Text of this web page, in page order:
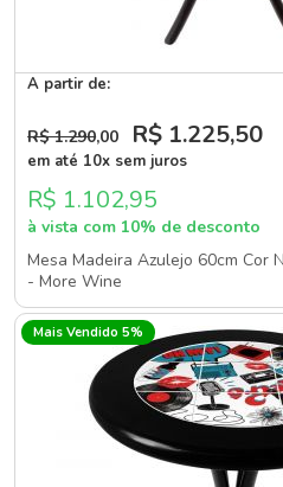
A partir de:
R$ 1.290,00 R$ 1.225,50
em até 10x sem juros
R$ 1.102,95
à vista com 10% de desconto
Mesa Madeira Azulejo 60cm Cor
- More Wine
Mais Vendido 5%